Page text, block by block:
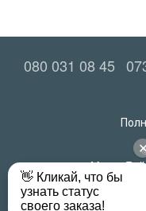
080 031 08 45
Официальный